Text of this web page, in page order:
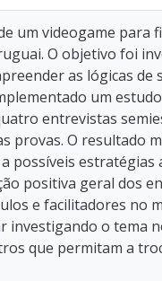
um videogame
O objetivo foi
as lógicas
um
entrevistas
provas. O resultado
possíveis estratégias
positiva geral dos
e facilitadores no
investigando o tema
que permitam a